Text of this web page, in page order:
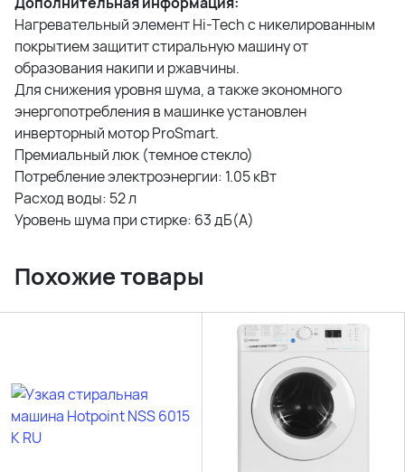
Нагревательный элемент Hi-Tech с никелированным
покрытием защитит стиральную машину от
образования накипи и ржавчины.
Для снижения уровня шума, а также экономного
энергопотребления в машинке установлен
инверторный мотор ProSmart.
Премиальный люк (темное стекло)
Потребление электроэнергии: 1.05 кВт
Расход воды: 52 л
Уровень шума при стирке: 63 дБ(А)
Похожие товары